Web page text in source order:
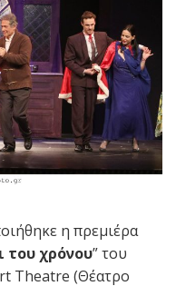
η πρεμιέρα
του χρόνου” του
Theatre (Θέατρο